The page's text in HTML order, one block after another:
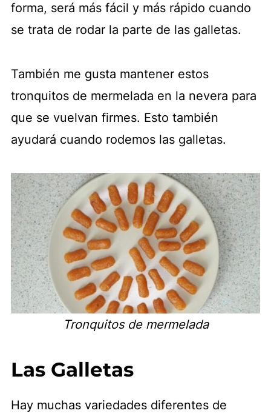
forma, será más fácil y más rápido cuando
se trata de rodar la parte de las galletas.
También me gusta mantener estos
tronquitos de mermelada en la nevera para
que se vuelvan firmes. Esto también
ayudará cuando rodemos las galletas.
Tronquitos de mermelada
Las Galletas
Hay muchas variedades diferentes de